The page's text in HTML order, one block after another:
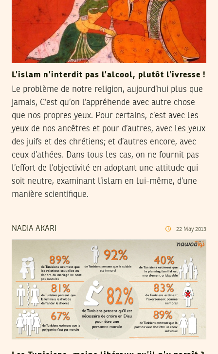
L’islam n’interdit pas l’alcool, plutôt l’ivresse !
Le problème de notre religion, aujourd’hui plus que
jamais, C’est qu’on l’appréhende avec autre chose
que nos propres yeux. Pour certains, c’est avec les
yeux de nos ancêtres et pour d’autres, avec les yeux
des juifs et des chrétiens; et d’autres encore, avec
ceux d’athées. Dans tous les cas, on ne fournit pas
l’effort de l’objectivité en adoptant une attitude qui
soit neutre, examinant l’islam en lui-même, d’une
manière scientifique.
NADIA AKARI 22 May 2013